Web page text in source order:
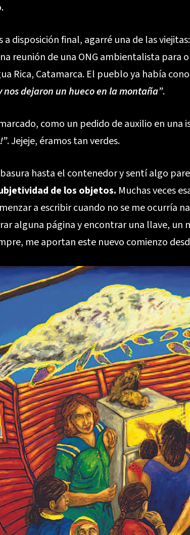
disposición final, agarré una de las
reunión de una ONG ambientalista para
Rica, Catamarca. El pueblo ya había
nos dejaron un hueco en la montaña”.
como un pedido de auxilio en una
. Jejeje, éramos tan verdes.
hasta el contenedor y sentí algo
de los objetos. Muchas veces
a escribir cuando no se me ocurría
alguna página y encontrar una llave, un
me aportan este nuevo comienzo